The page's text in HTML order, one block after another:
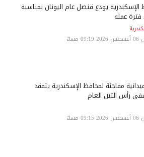
يودع قنصل عام اليونان بمناسبة
فترة عمله
مفاجئة لمحافظ الإسكندرية يتفقد
رأس التين العام